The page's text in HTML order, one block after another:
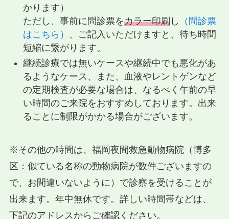
かります）
ただし、事前に問診票をカラー印刷し
（問診票
はこちら）
、ご記入いただけますと、待ち時間
短縮に繋がります。
継続診療では無いケースや継続中でも悪化があ
るようなケース、また、血液やレントゲンなど
の定期検査が必要な場合は、なるべく午前の早
い時間のご来院をおすすめしております。出来
ることに制限がかかる場合がございます。
※その他の時間は、福岡夜間救急動物病院（博多
区：似ている名称の動物病院が数件ございますの
で、お間違いないように）で診察を受けることが
出来ます。年中無休です。詳しい時間帯などは、
下記のアドレスからご確認ください。